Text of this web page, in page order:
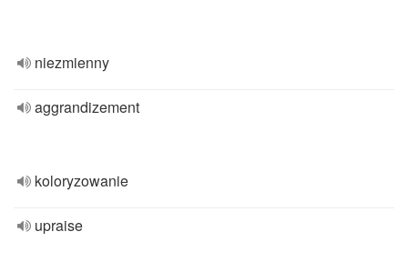
niezmienny
aggrandizement
koloryzowanie
upraise